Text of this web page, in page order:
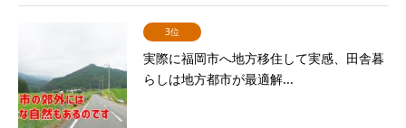
3位
実際に福岡市へ地方移住して実感、田舎暮
らしは地方都市が最適解...